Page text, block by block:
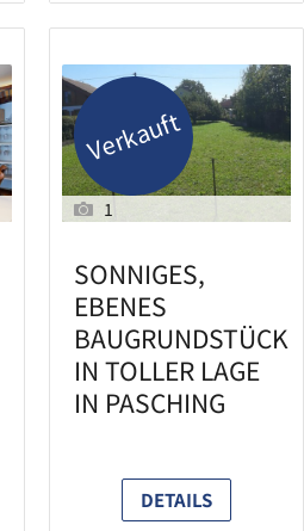
Verkauft
1
SONNIGES,
EBENES
BAUGRUNDSTÜCK
IN TOLLER LAGE
IN PASCHING
DETAILS